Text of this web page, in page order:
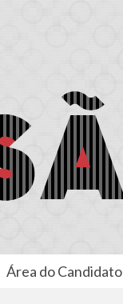
Área do Candidato